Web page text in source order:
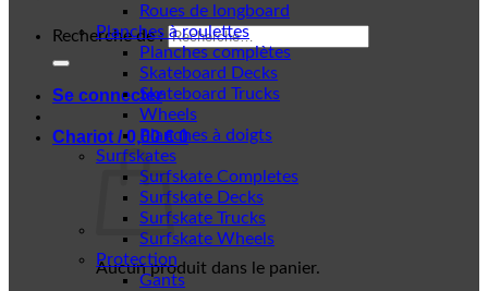
Recherche de :
Se connecter
Chariot /0,00€ 0
Aucun produit dans le panier.
Roues de longboard
Planches à roulettes
Planches complètes
Skateboard Decks
Skateboard Trucks
Wheels
Planches à doigts
Surfskates
Surfskate Completes
Surfskate Decks
Surfskate Trucks
Surfskate Wheels
Protection
Gants